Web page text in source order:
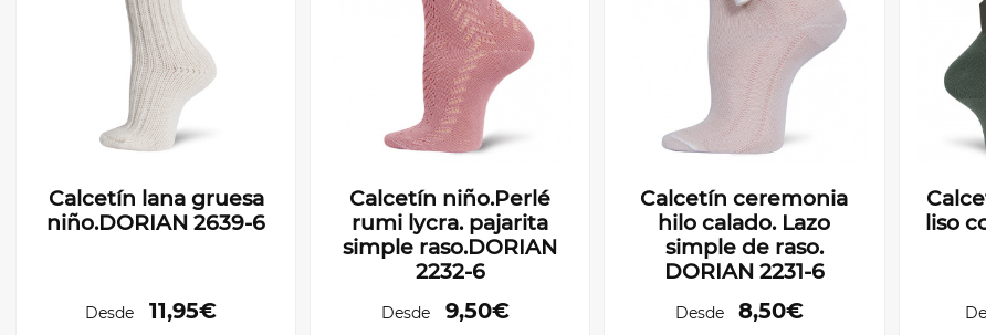
Calcetín lana gruesa
niño.DORIAN 2639-6
Desde 11,95€
Calcetín niño.Perlé
rumi lycra. pajarita
simple raso.DORIAN
2232-6
Desde 9,50€
Calcetín ceremonia
hilo calado. Lazo
simple de raso.
DORIAN 2231-6
Desde 8,50€
liso